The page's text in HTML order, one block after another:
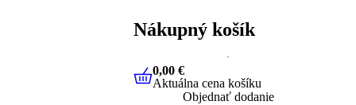
Nákupný košík
0,00 €Aktuálna cena košíku
0,00 €
Aktuálna cena košíku
Objednať dodanie